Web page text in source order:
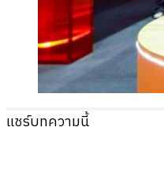
แชร์บทความนี้